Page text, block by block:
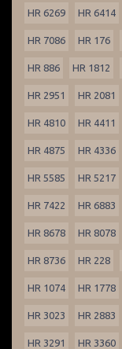
HR 6269 HR 6414
HR 7086 HR 176
HR 886 HR 1812
HR 2951 HR 2081
HR 4810 HR 4411
HR 4875 HR 4336
HR 5585 HR 5217
HR 7422 HR 6883
HR 8678 HR 8078
HR 8736 HR 228
HR 1074 HR 1778
HR 3023 HR 2883
HR 3291 HR 3360